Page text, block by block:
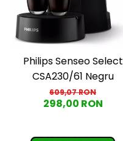
Philips Senseo Select
CSA230/61 Negru
609,07 RON
298,00 RON